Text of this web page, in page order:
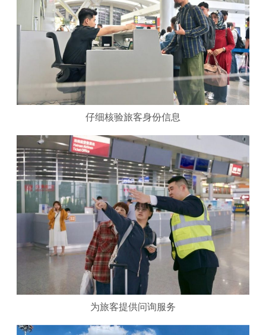
仔细核验旅客身份信息
为旅客提供问询服务